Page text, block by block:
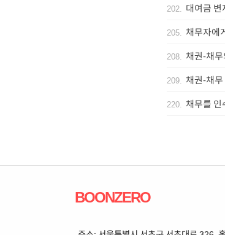
202. 대여금
205. 채무자에
208. 채권-채
209. 채권-채
220. 채무를
BOONZERO